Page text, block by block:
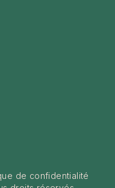
de confidentialité